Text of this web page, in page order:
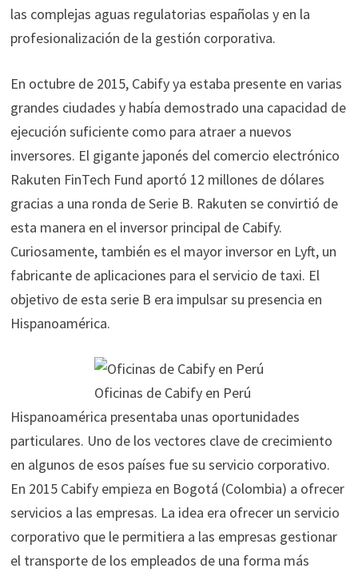
las complejas aguas regulatorias españolas y en la
profesionalización de la gestión corporativa.
En octubre de 2015, Cabify ya estaba presente en varias
grandes ciudades y había demostrado una capacidad de
ejecución suficiente como para atraer a nuevos
inversores. El gigante japonés del comercio electrónico
Rakuten FinTech Fund aportó 12 millones de dólares
gracias a una ronda de Serie B. Rakuten se convirtió de
esta manera en el inversor principal de Cabify.
Curiosamente, también es el mayor inversor en Lyft, un
fabricante de aplicaciones para el servicio de taxi. El
objetivo de esta serie B era impulsar su presencia en
Hispanoamérica.
Oficinas de Cabify en Perú
Hispanoamérica presentaba unas oportunidades
particulares. Uno de los vectores clave de crecimiento
en algunos de esos países fue su servicio corporativo.
En 2015 Cabify empieza en Bogotá (Colombia) a ofrecer
servicios a las empresas. La idea era ofrecer un servicio
corporativo que le permitiera a las empresas gestionar
el transporte de los empleados de una forma más